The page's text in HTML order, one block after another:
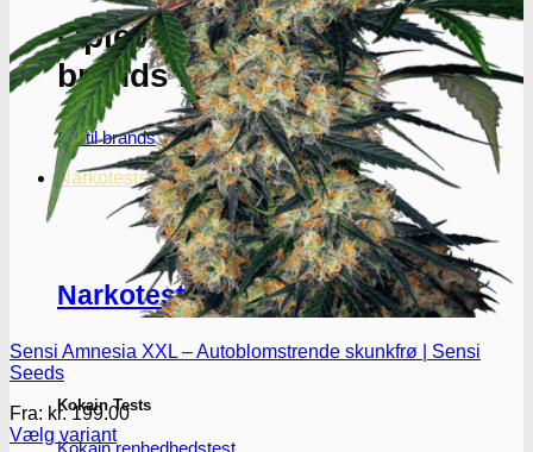
Oplev ALLe vores
brands lige her
Gå til brands
Narkotests
Narkotests
Kokain Tests
Kokain renhedhedstest
Sensi Amnesia XXL – Autoblomstrende skunkfrø | Sensi
Seeds
Fra: kr.199.00
Vælg variant